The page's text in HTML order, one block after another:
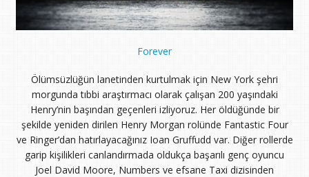
Forever
Ölümsüzlüğün lanetinden kurtulmak için New York şehri
morgunda tıbbi araştırmacı olarak çalışan 200 yaşındaki
Henry’nin başından geçenleri izliyoruz. Her öldüğünde bir
şekilde yeniden dirilen Henry Morgan rolünde Fantastic Four
ve Ringer’dan hatırlayacağınız Ioan Gruffudd var. Diğer rollerde
garip kişilikleri canlandırmada oldukça başarılı genç oyuncu
Joel David Moore, Numbers ve efsane Taxi dizisinden